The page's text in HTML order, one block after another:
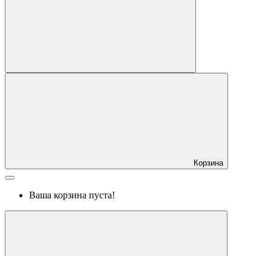
Корзина
Ваша корзина пуста!